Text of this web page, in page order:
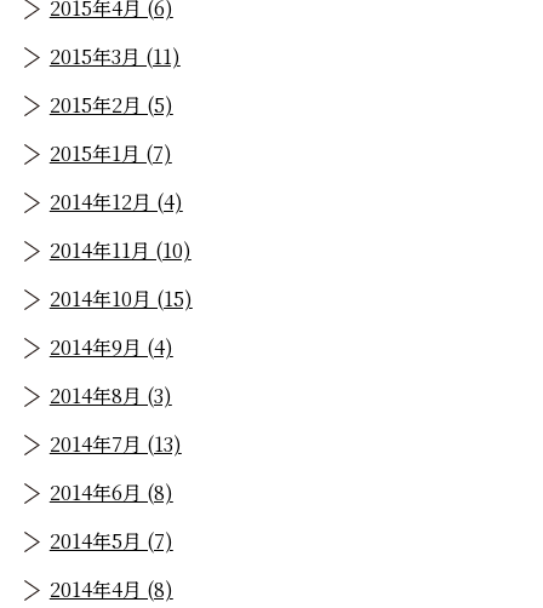
2015年4月 (6)
2015年3月 (11)
2015年2月 (5)
2015年1月 (7)
2014年12月 (4)
2014年11月 (10)
2014年10月 (15)
2014年9月 (4)
2014年8月 (3)
2014年7月 (13)
2014年6月 (8)
2014年5月 (7)
2014年4月 (8)